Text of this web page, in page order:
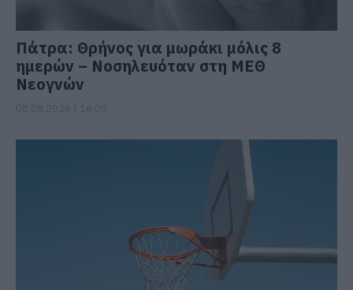
Πάτρα: Θρήνος για μωράκι μόλις 8
ημερών – Νοσηλευόταν στη ΜΕΘ
Νεογνών